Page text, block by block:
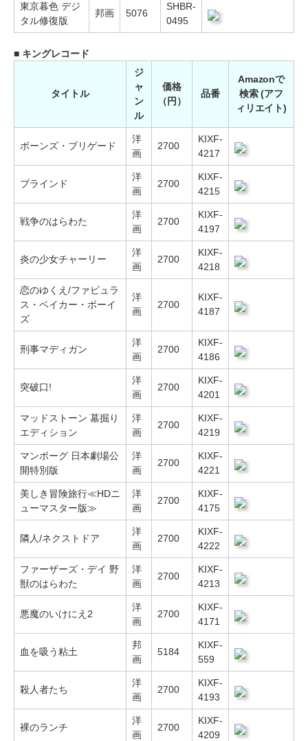
東京暮色 デジ
タル修復版
邦画 5076
SHBR-
0495
■ キングレコード
タイトル
ジ
ャ
ン
ル
価格
（円）
品番
Amazonで
検索 (アフ
ィリエイト)
ボーンズ・ブリゲード
洋
画
2700
KIXF-
4217
ブラインド
洋
画
2700
KIXF-
4215
戦争のはらわた
洋
画
2700
KIXF-
4197
炎の少女チャーリー
洋
画
2700
KIXF-
4218
恋のゆくえ/ファビュラ
ス・ベイカー・ボーイ
ズ
洋
画
2700
KIXF-
4187
刑事マディガン
洋
画
2700
KIXF-
4186
突破口!
洋
画
2700
KIXF-
4201
マッドストーン 墓掘り
エディション
洋
画
2700
KIXF-
4219
マンボーグ 日本劇場公
開特別版
洋
画
2700
KIXF-
4221
美しき冒険旅行≪HDニ
ューマスター版≫
洋
画
2700
KIXF-
4175
隣人/ネクストドア
洋
画
2700
KIXF-
4222
ファーザーズ・デイ 野
獣のはらわた
洋
画
2700
KIXF-
4213
悪魔のいけにえ2
洋
画
2700
KIXF-
4171
血を吸う粘土
邦
画
5184
KIXF-
559
殺人者たち
洋
画
2700
KIXF-
4193
裸のランチ
洋
画
2700
KIXF-
4209